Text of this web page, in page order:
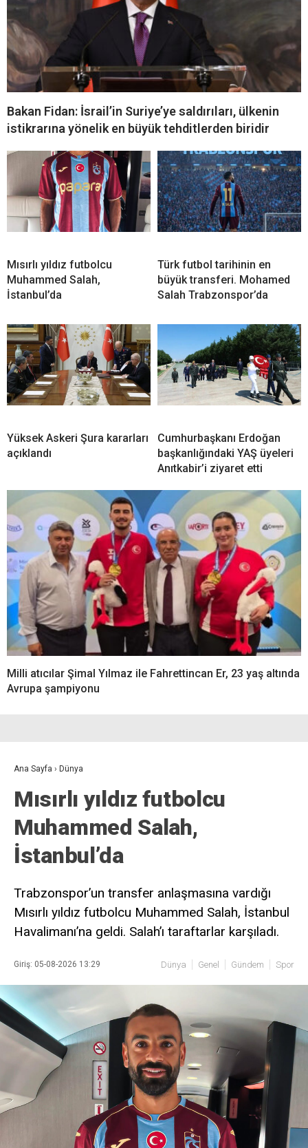
Bakan Fidan: İsrail’in Suriye’ye saldırıları, ülkenin
istikrarına yönelik en büyük tehditlerden biridir
Mısırlı yıldız futbolcu
Muhammed Salah,
İstanbul’da
Türk futbol tarihinin en
büyük transferi. Mohamed
Salah Trabzonspor’da
Yüksek Askeri Şura kararları
açıklandı
Cumhurbaşkanı Erdoğan
başkanlığındaki YAŞ üyeleri
Anıtkabir’i ziyaret etti
Milli atıcılar Şimal Yılmaz ile Fahrettincan Er, 23 yaş altında
Avrupa şampiyonu
Ana Sayfa › Dünya
Mısırlı yıldız futbolcu
Muhammed Salah,
İstanbul’da
Trabzonspor’un transfer anlaşmasına vardığı
Mısırlı yıldız futbolcu Muhammed Salah, İstanbul
Havalimanı’na geldi. Salah’ı taraftarlar karşıladı.
Giriş: 05-08-2026 13:29 Dünya Genel Gündem Spor